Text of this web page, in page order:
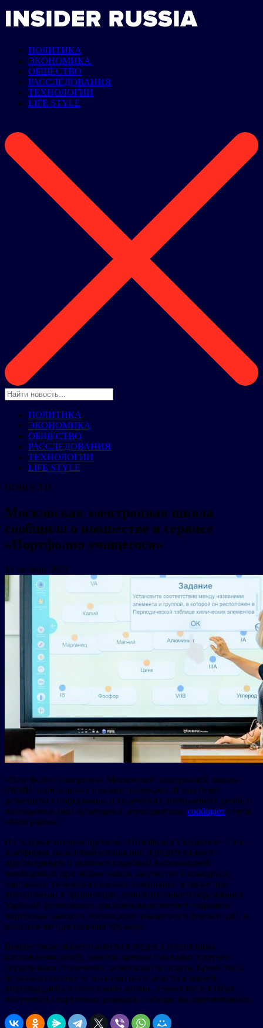
ПОЛИТИКА
ЭКОНОМИКА
ОБЩЕСТВО
РАССЛЕДОВАНИЯ
ТЕХНОЛОГИИ
LIFE STYLE
ПОЛИТИКА
ЭКОНОМИКА
ОБЩЕСТВО
РАССЛЕДОВАНИЯ
ТЕХНОЛОГИИ
LIFE STYLE
НОВОСТИ
Московская электронная школа
сообщила о новшестве в сервисе
«Портфолио учащегося»
13 октября 2022
«Портфолио учащегося» Московской электронной школы
(МЭШ) пополнилось новыми разделами. В них будет
размещаться информация о творческих достижениях детей, о
посещаемых ими культурных мероприятиях, сообщает газета
«Мой район».
По задумке авторов проекта, «Портфолио учащегося» – это
платформа, на которой школьники и родители могут
просматривать и делиться подобной информацией,
необходимой при подаче заявок на участие в конкурсах,
выставках, творческих школах, семинарах, а также при
поступлении в организации дополнительного образования.
Удобный функционал приложения позволяет сохранять
портфолио каждого московского учащегося в формате pdf, и
делиться им при помощи QR-кода.
Вскоре также может появиться раздел о спортивных
достижениях детей, вносить данные о которых поручат
сотрудникам столичного департамента спорта. Кроме того,
пользователи смогут знакомиться и делиться свежей
информацией из спортивной жизни, о членстве в клубах,
получении спортивных разрядов, победах на соревнованиях.